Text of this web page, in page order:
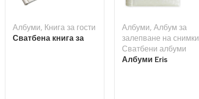
Албуми, Книга за гости
Сватбена книга за
Албуми, Албум за
залепване на снимки
Сватбени албуми
Албуми Eris